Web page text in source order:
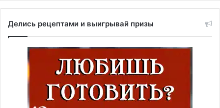
Делись рецептами и выигрывай призы